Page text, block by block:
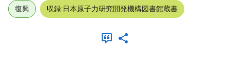
復興 収録:日本原子力研究開発機構図書館蔵書